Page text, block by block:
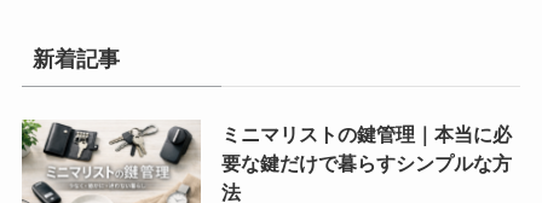
新着記事
ミニマリストの鍵管理｜本当に必
要な鍵だけで暮らすシンプルな方
法